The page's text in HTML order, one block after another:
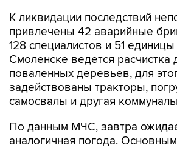
128 специалистов и 51 единицы
Смоленске ведется расчистка
поваленных деревьев, для
задействованы тракторы,
самосвалы и другая
По данным МЧС, завтра
факторами остаются порывы
перебои электроснабжения,